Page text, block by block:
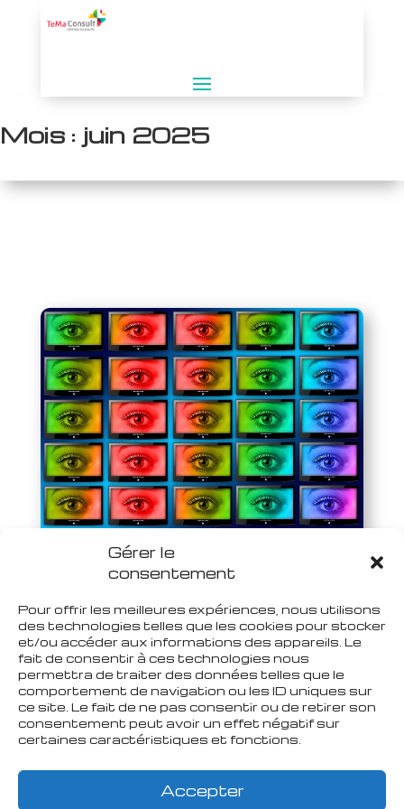
Gérer le
consentement
Pour offrir les meilleures expériences, nous utilisons
des technologies telles que les cookies pour stocker
et/ou accéder aux informations des appareils. Le
fait de consentir à ces technologies nous
permettra de traiter des données telles que le
comportement de navigation ou les ID uniques sur
ce site. Le fait de ne pas consentir ou de retirer son
consentement peut avoir un effet négatif sur
certaines caractéristiques et fonctions.
Accepter
Mois : juin 2025
Comment Floriane a créé son
organisme de formation certifié
Juin 4, 2025